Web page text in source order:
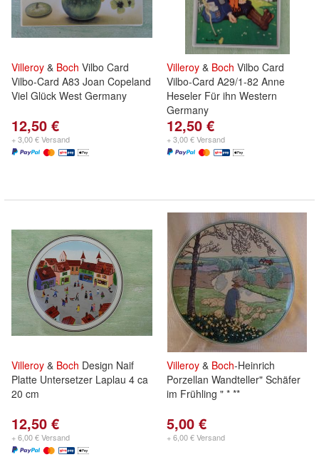
Villeroy & Boch Vilbo Card
Vilbo-Card A83 Joan Copeland
Viel Glück West Germany
12,50 €
+ 3,00 € Versand
Villeroy & Boch Vilbo Card
Vilbo-Card A29/1-82 Anne
Heseler Für ihn Western
Germany
12,50 €
+ 3,00 € Versand
Villeroy & Boch Design Naif
Platte Untersetzer Laplau 4 ca
20 cm
12,50 €
+ 6,00 € Versand
Villeroy & Boch-Heinrich
Porzellan Wandteller" Schäfer
im Frühling " * **
5,00 €
+ 6,00 € Versand